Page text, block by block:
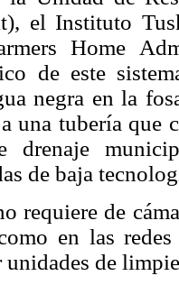
el Instituto
Home
de este
negra en la
una tubería que
de baja
requiere de
en las
unidades de